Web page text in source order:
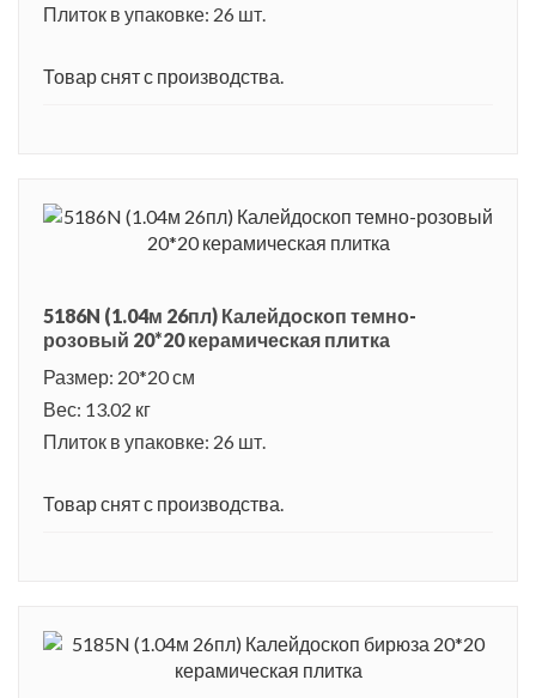
Плиток в упаковке: 26 шт.
Товар снят с производства.
5186N (1.04м 26пл) Калейдоскоп темно-
розовый 20*20 керамическая плитка
Размер: 20*20 см
Вес: 13.02 кг
Плиток в упаковке: 26 шт.
Товар снят с производства.